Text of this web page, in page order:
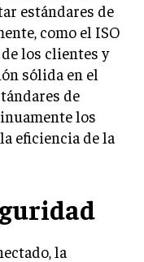
estándares de
como el ISO
los clientes y
sólida en el
de
los
eficiencia de la
la